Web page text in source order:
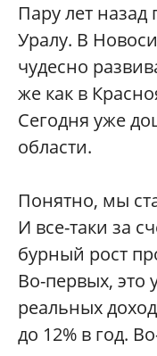
Пару лет
Уралу. В
чудесно
же как в
Сегодня уже
области.
Понятно, мы
И все-таки за
бурный рост
Во-первых,
реальных
до 12% в год.